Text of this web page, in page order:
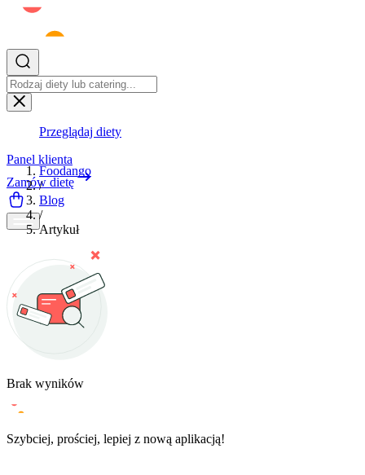
Przeglądaj diety
Panel klienta
Zamów dietę
Foodango
/
Blog
/
Artykuł
Brak wyników
Szybciej, prościej, lepiej z nową aplikacją!